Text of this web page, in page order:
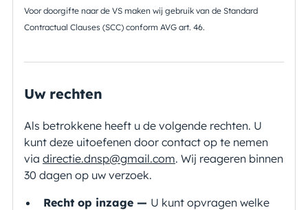
Voor doorgifte naar de VS maken wij gebruik van de Standard
Contractual Clauses (SCC) conform AVG art. 46.
Uw rechten
Als betrokkene heeft u de volgende rechten. U
kunt deze uitoefenen door contact op te nemen
via directie.dnsp@gmail.com. Wij reageren binnen
30 dagen op uw verzoek.
Recht op inzage — U kunt opvragen welke